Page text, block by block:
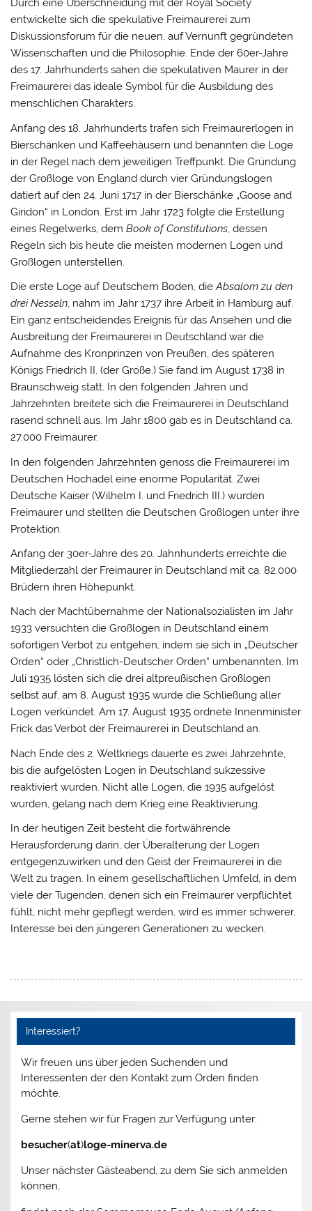
Durch eine Überschneidung mit der Royal Society
entwickelte sich die spekulative Freimaurerei zum
Diskussionsforum für die neuen, auf Vernunft gegründeten
Wissenschaften und die Philosophie. Ende der 60er-Jahre
des 17. Jahrhunderts sahen die spekulativen Maurer in der
Freimaurerei das ideale Symbol für die Ausbildung des
menschlichen Charakters.
Anfang des 18. Jahrhunderts trafen sich Freimaurerlogen in
Bierschänken und Kaffeehäusern und benannten die Loge
in der Regel nach dem jeweiligen Treffpunkt. Die Gründung
der Großloge von England durch vier Gründungslogen
datiert auf den 24. Juni 1717 in der Bierschänke „Goose and
Giridon“ in London. Erst im Jahr 1723 folgte die Erstellung
eines Regelwerks, demBook of Constitutions, dessen
Regeln sich bis heute die meisten modernen Logen und
Großlogen unterstellen.
Die erste Loge auf Deutschem Boden, dieAbsalom zu den
drei Nesseln, nahm im Jahr 1737 ihre Arbeit in Hamburg auf.
Ein ganz entscheidendes Ereignis für das Ansehen und die
Ausbreitung der Freimaurerei in Deutschland war die
Aufnahme des Kronprinzen von Preußen, des späteren
Königs Friedrich II. (der Große.) Sie fand im August 1738 in
Braunschweig statt. In den folgenden Jahren und
Jahrzehnten breitete sich die Freimaurerei in Deutschland
rasend schnell aus. Im Jahr 1800 gab es in Deutschland ca.
27.000 Freimaurer.
In den folgenden Jahrzehnten genoss die Freimaurerei im
Deutschen Hochadel eine enorme Popularität. Zwei
Deutsche Kaiser (Wilhelm I. und Friedrich III.) wurden
Freimaurer und stellten die Deutschen Großlogen unter ihre
Protektion.
Anfang der 30er-Jahre des 20. Jahnhunderts erreichte die
Mitgliederzahl der Freimaurer in Deutschland mit ca. 82.000
Brüdern ihren Höhepunkt.
Nach der Machtübernahme der Nationalsozialisten im Jahr
1933 versuchten die Großlogen in Deutschland einem
sofortigen Verbot zu entgehen, indem sie sich in „Deutscher
Orden“ oder „Christlich-Deutscher Orden“ umbenannten. Im
Juli 1935 lösten sich die drei altpreußischen Großlogen
selbst auf, am 8. August 1935 wurde die Schließung aller
Logen verkündet. Am 17. August 1935 ordnete Innenminister
Frick das Verbot der Freimaurerei in Deutschland an.
Nach Ende des 2. Weltkriegs dauerte es zwei Jahrzehnte,
bis die aufgelösten Logen in Deutschland sukzessive
reaktiviert wurden. Nicht alle Logen, die 1935 aufgelöst
wurden, gelang nach dem Krieg eine Reaktivierung.
In der heutigen Zeit besteht die fortwährende
Herausforderung darin, der Überalterung der Logen
entgegenzuwirken und den Geist der Freimaurerei in die
Welt zu tragen. In einem gesellschaftlichen Umfeld, in dem
viele der Tugenden, denen sich ein Freimaurer verpflichtet
fühlt, nicht mehr gepflegt werden, wird es immer schwerer,
Interesse bei den jüngeren Generationen zu wecken.
Interessiert?
Wir freuen uns über jeden Suchenden und
Interessenten der den Kontakt zum Orden finden
möchte.
Gerne stehen wir für Fragen zur Verfügung unter:
besucher(at)loge-minerva.de
Unser nächster Gästeabend, zu dem Sie sich anmelden
können,